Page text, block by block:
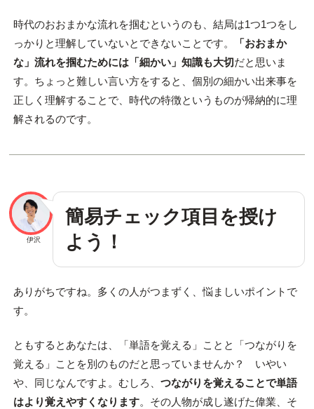
時代のおおまかな流れを掴むというのも、結局は1つ1つをし
っかりと理解していないとできないことです。
「おおまか
な」流れを掴むためには「細かい」知識も大切だと思いま
す。ちょっと難しい言い方をすると、個別の細かい出来事を
正しく理解することで、時代の特徴というものが帰納的に理
解されるのです。
伊沢
簡易チェック項目を授け
よう！
ありがちですね。多くの人がつまずく、悩ましいポイントで
す。
ともするとあなたは、「単語を覚える」ことと「つながりを
覚える」ことを別のものだと思っていませんか？ いやい
や、同じなんですよ。むしろ、 つながりを覚えることで単語
はより覚えやすくなります。その人物が成し遂げた偉業、そ